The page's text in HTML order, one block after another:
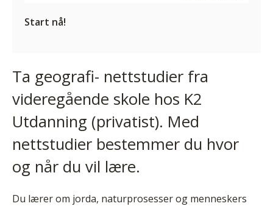
Start nå!
Ta geografi- nettstudier fra
videregående skole hos K2
Utdanning (privatist). Med
nettstudier bestemmer du hvor
og når du vil lære.
Du lærer om jorda, naturprosesser og menneskers